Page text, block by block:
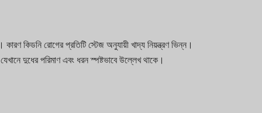
কিডনি রোগের প্রতিটি স্টেজ অনুযায়ী খাদ্য নিয়ন্ত্রণ ভিন্ন।
দুধের পরিমাণ এবং ধরন স্পষ্টভাবে উল্লেখ থাকে।